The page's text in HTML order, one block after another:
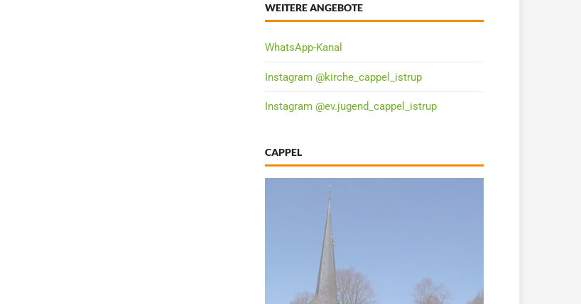
WEITERE ANGEBOTE
WhatsApp-Kanal
Instagram @kirche_cappel_istrup
Instagram @ev.jugend_cappel_istrup
CAPPEL